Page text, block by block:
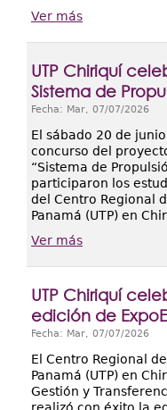
Ver más
UTP Chiriquí
Sistema de
Fecha: Mar, 07/07/2026
El sábado 20 de
concurso del
“Sistema de
participaron los
del Centro Regional
Panamá (UTP) en
Ver más
UTP Chiriquí
edición de
Fecha: Mar, 07/07/2026
El Centro Regional
Panamá (UTP) en
Gestión y